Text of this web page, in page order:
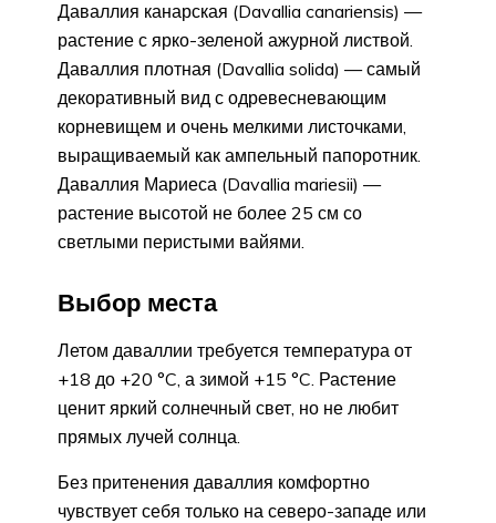
Даваллия канарская (Davallia canariensis) —
растение с ярко-зеленой ажурной листвой.
Даваллия плотная (Davallia solida) — самый
декоративный вид с одревесневающим
корневищем и очень мелкими листочками,
выращиваемый как ампельный папоротник.
Даваллия Мариеса (Davallia mariesii) —
растение высотой не более 25 см со
светлыми перистыми вайями.
Выбор места
Летом даваллии требуется температура от
+18 до +20 °C, а зимой +15 °C. Растение
ценит яркий солнечный свет, но не любит
прямых лучей солнца.
Без притенения даваллия комфортно
чувствует себя только на северо-западе или